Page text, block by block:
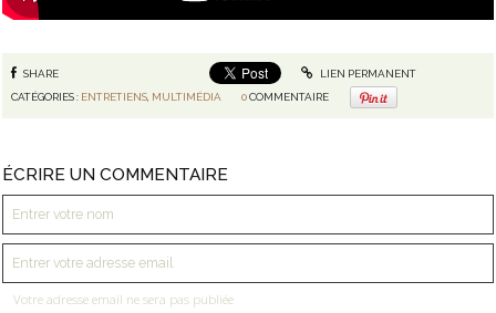
SHARE
LIEN PERMANENT
CATÉGORIES : ENTRETIENS, MULTIMÉDIA 0 COMMENTAIRE
ÉCRIRE UN COMMENTAIRE
Votre adresse email ne sera pas publiée